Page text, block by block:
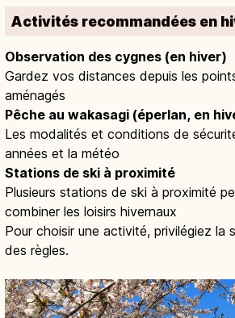
Activités recommandées en
Observation des cygnes (en hiver)
Gardez vos distances depuis les
aménagés
Pêche au wakasagi (éperlan, en
Les modalités et conditions de
années et la météo
Stations de ski à proximité
Plusieurs stations de ski à proximité
combiner les loisirs hivernaux
Pour choisir une activité, privilégiez la
des règles.